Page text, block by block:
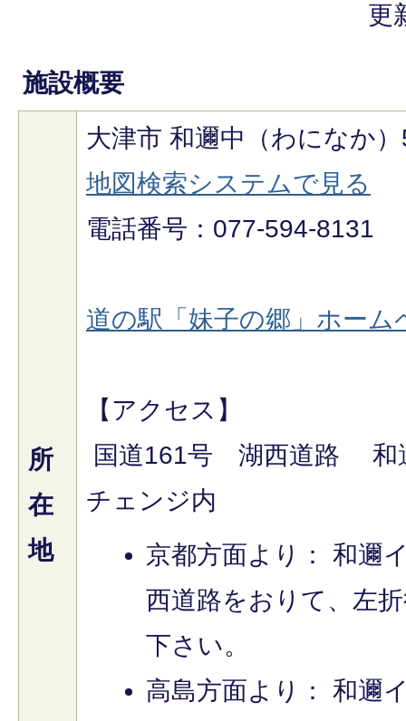
更
施設概要
所
在
地
大津市 和邇中（わになか
地図検索システムで見る
電話番号：077-594-8131
道の駅「妹子の郷」ホーム
【アクセス】
国道161号 湖西道路 和
チェンジ内
京都方面より： 和邇
西道路をおりて、左
下さい。
高島方面より： 和邇